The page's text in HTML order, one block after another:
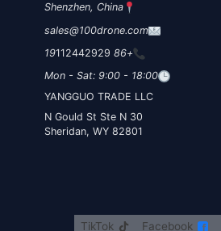
Shenzhen, China
sales@100drone.com
+86 19
112442929
Mon - Sat: 9:00 - 18:00
YANGGUO TRADE LLC
30 N Gould St Ste N
Sheridan, WY 82801
Facebook
TikTok